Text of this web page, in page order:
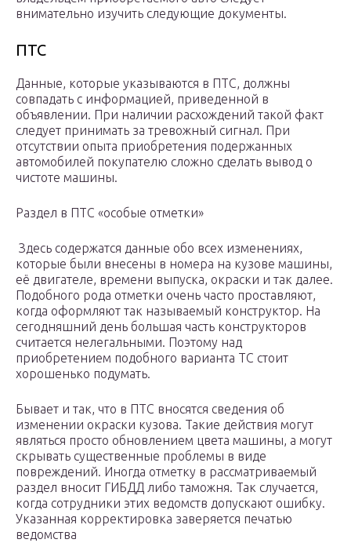
внимательно изучить следующие документы.
ПТС
Данные, которые указываются в ПТС, должны
совпадать с информацией, приведенной в
объявлении. При наличии расхождений такой факт
следует принимать за тревожный сигнал. При
отсутствии опыта приобретения подержанных
автомобилей покупателю сложно сделать вывод о
чистоте машины.
Раздел в ПТС «особые отметки»
Здесь содержатся данные обо всех изменениях,
которые были внесены в номера на кузове машины,
её двигателе, времени выпуска, окраски и так далее.
Подобного рода отметки очень часто проставляют,
когда оформляют так называемый конструктор. На
сегодняшний день большая часть конструкторов
считается нелегальными. Поэтому над
приобретением подобного варианта ТС стоит
хорошенько подумать.
Бывает и так, что в ПТС вносятся сведения об
изменении окраски кузова. Такие действия могут
являться просто обновлением цвета машины, а могут
скрывать существенные проблемы в виде
повреждений. Иногда отметку в рассматриваемый
раздел вносит ГИБДД либо таможня. Так случается,
когда сотрудники этих ведомств допускают ошибку.
Указанная корректировка заверяется печатью
ведомства